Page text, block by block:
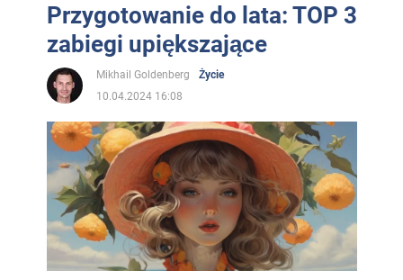
Przygotowanie do lata: TOP 3
zabiegi upiększające
Mikhail Goldenberg
Życie
10.04.2024 16:08